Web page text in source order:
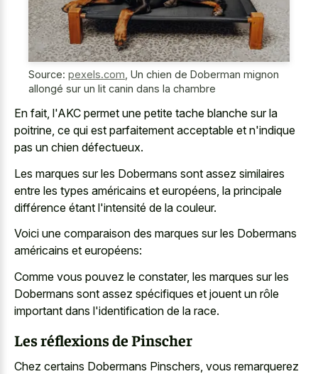
Source: pexels.com Un chien de Doberman mignon
allongé sur un lit canin dans la chambre
En fait, l'AKC permet une petite tache blanche sur la
poitrine, ce qui est parfaitement acceptable et n'indique
pas un chien défectueux.
Les marques sur les Dobermans sont assez similaires
entre les types américains et européens, la principale
différence étant l'intensité de la couleur.
Voici une comparaison des marques sur les Dobermans
américains et européens:
Comme vous pouvez le constater, les marques sur les
Dobermans sont assez spécifiques et jouent un rôle
important dans l'identification de la race.
Les réflexions de Pinscher
Chez certains Dobermans Pinschers, vous remarquerez